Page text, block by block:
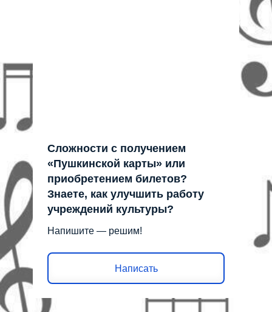
Сложности с получением
«Пушкинской карты» или
приобретением билетов?
Знаете, как улучшить работу
учреждений культуры?
Напишите — решим!
Написать